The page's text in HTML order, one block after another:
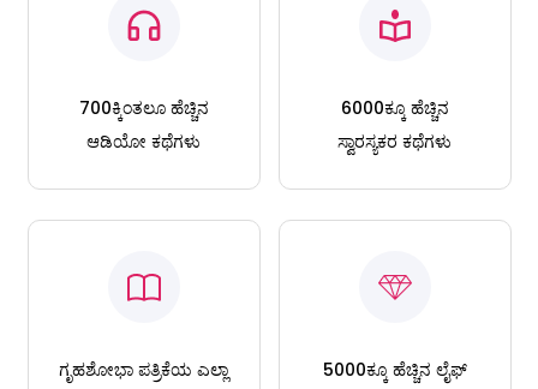
700ಕ್ಕಿಂತಲೂ ಹೆಚ್ಚಿನ
ಆಡಿಯೋ ಕಥೆಗಳು
6000ಕ್ಕೂ ಹೆಚ್ಚಿನ
ಸ್ವಾರಸ್ಯಕರ ಕಥೆಗಳು
ಗೃಹಶೋಭಾ ಪತ್ರಿಕೆಯ ಎಲ್ಲಾ
5000ಕ್ಕೂ ಹೆಚ್ಚಿನ ಲೈಫ್